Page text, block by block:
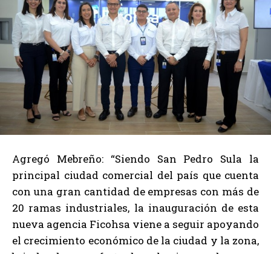
Agregó Mebreño: “Siendo San Pedro Sula la
principal ciudad comercial del país que cuenta
con una gran cantidad de empresas con más de
20 ramas industriales, la inauguración de esta
nueva agencia Ficohsa viene a seguir apoyando
el crecimiento económico de la ciudad y la zona,